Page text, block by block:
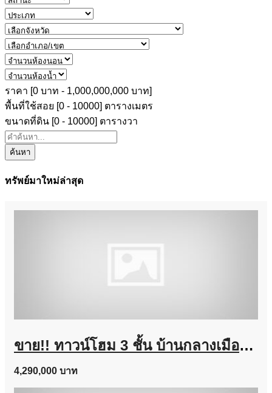
ราคา [0 บาท - 1,000,000,000 บาท]
พื้นที่ใช้สอย [0 - 10000] ตารางเมตร
ขนาดที่ดิน [0 - 10000] ตารางวา
ค้นหา
ทรัพย์มาใหม่ล่าสุด
ขาย!! ทาวน์โฮม 3 ชั้น บ้านกลางเมือง งามวงศ์วาน (ขนาด 18 ตร.ว.) งามวงศ์วาน 47 แยก 6 (ซ.ชินเขต 2/6) ใกล้การไฟฟ้าส่วนภูมิภาค(สำนักงานใหญ่) หลักสี่ กทม. : Baan Klang Muang Ngamwongwan
4,290,000 บาท